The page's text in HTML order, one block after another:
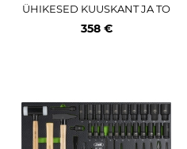
ÜHIKESED KUUSKANT JA TO
RX PADRUNOTSIKUD L SUU
358 €